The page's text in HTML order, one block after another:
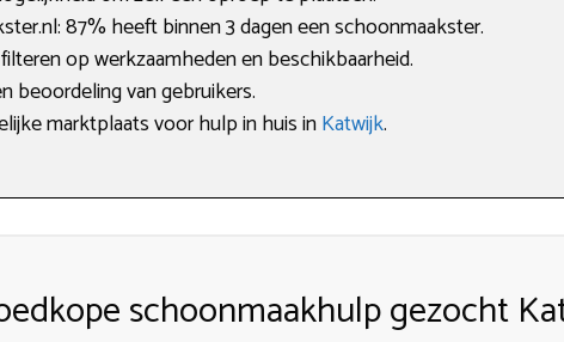
87% heeft binnen 3 dagen een schoonmaakster.
op werkzaamheden en beschikbaarheid.
beoordeling van gebruikers.
marktplaats voor hulp in huis inKatwijk.
schoonmaakhulp gezocht